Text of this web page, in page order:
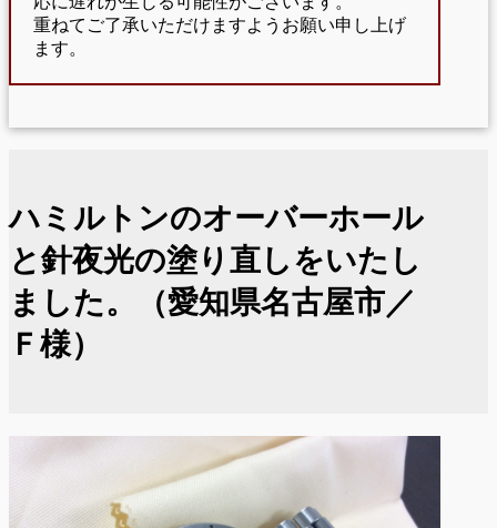
重ねてご了承いただけますようお願い申し上げ
ます。
ハミルトンのオーバーホール
と針夜光の塗り直しをいたし
ました。（愛知県名古屋市／
Ｆ様）